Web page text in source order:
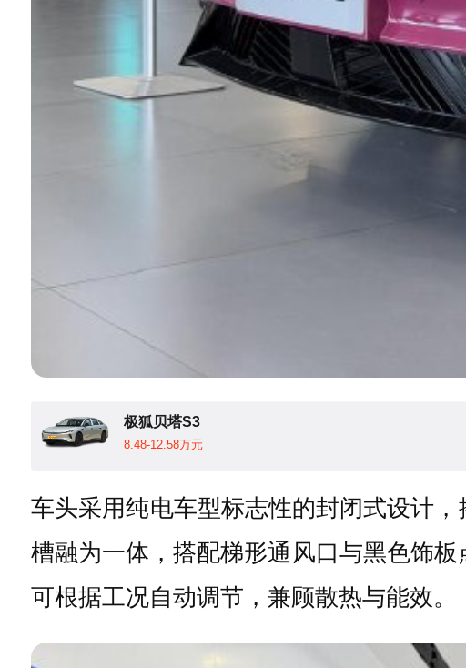
极狐贝塔S3
8.48-12.58万元
车头采用纯电车型标志性的封闭式设计
槽融为一体，搭配梯形通风口与黑色饰
可根据工况自动调节，兼顾散热与能效。